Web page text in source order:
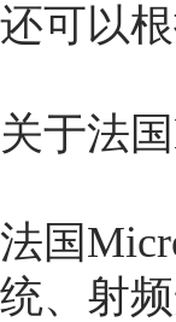
还可以
关于法
法国
统、射